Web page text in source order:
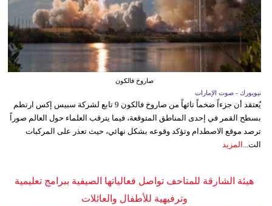
صاروخ فالكون
نيويورك - صوت الإمارات
يُعتقد أن جزءاً ضخماً تائهاً من صاروخ فالكون 9 تابع لشركة سبيس إكس ارتطم
بسطح القمر في إحدى المناطق المتوقعة، فيما يترقب العلماء حول العالم صوراً
ترصد موقع الاصطدام وتؤكد وقوعه بشكل نهائي، حيث تعذر على المركبات
الت...
المزيد
هيئة الشارقة للمتاحف تواصل فعالياتها الصيفية ببرامج تعليمية
وترفيهية للأطفال والعائلات